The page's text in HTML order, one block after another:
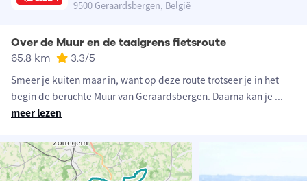
9500 Geraardsbergen, België
Over de Muur en de taalgrens fietsroute
65.8 km 3.3/5
Smeer je kuiten maar in, want op deze route trotseer je in het
begin de beruchte Muur van Geraardsbergen. Daarna kan je ...
meer lezen